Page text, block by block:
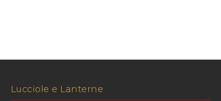
Lucciole e Lanterne